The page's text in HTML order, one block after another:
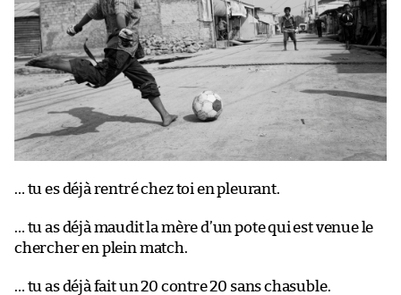
… tu es déjà rentré chez toi en pleurant.
… tu as déjà maudit la mère d’un pote qui est venue le
chercher en plein match.
… tu as déjà fait un 20 contre 20 sans chasuble.